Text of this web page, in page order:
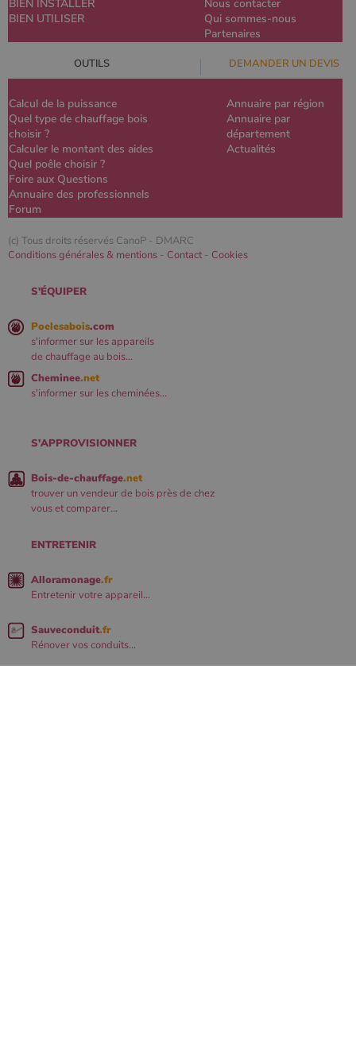
BIEN INSTALLER
BIEN UTILISER
Nous contacter
Qui sommes-nous
Partenaires
OUTILS DEMANDER UN DEVIS
Calcul de la puissance
Quel type de chauffage bois
choisir ?
Calculer le montant des aides
Quel poêle choisir ?
Foire aux Questions
Annuaire des professionnels
Forum
Annuaire par région
Annuaire par
département
Actualités
(c) Tous droits réservés CanoP - DMARC
Conditions générales & mentions - Contact - Cookies
S'ÉQUIPER
Poelesabois.com
s'informer sur les appareils
de chauffage au bois...
Cheminee.net
s'informer sur les cheminées...
S'APPROVISIONNER
Bois-de-chauffage.net
trouver un vendeur de bois près de chez
vous et comparer...
ENTRETENIR
Alloramonage.fr
Entretenir votre appareil...
Sauveconduit.fr
Rénover vos conduits...